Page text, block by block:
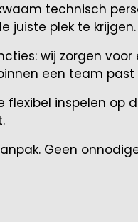
technisch
juiste plek te krijgen.
wij zorgen voor
een team
flexibel inspelen
Geen